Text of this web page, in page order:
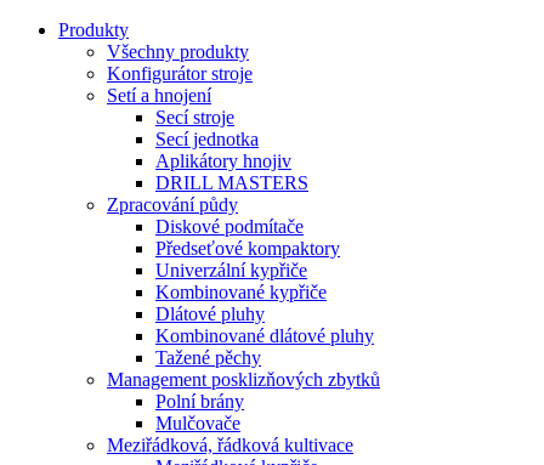
Produkty
Všechny produkty
Konfigurátor stroje
Setí a hnojení
Secí stroje
Secí jednotka
Aplikátory hnojiv
DRILL MASTERS
Zpracování půdy
Diskové podmítače
Předseťové kompaktory
Univerzální kypřiče
Kombinované kypřiče
Dlátové pluhy
Kombinované dlátové pluhy
Tažené pěchy
Management posklizňových zbytků
Polní brány
Mulčovače
Meziřádková, řádková kultivace